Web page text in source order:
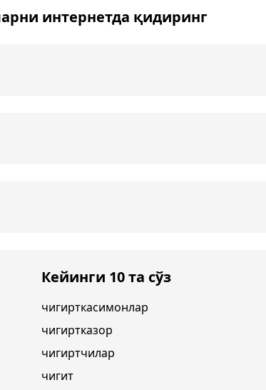
интернетда қидиринг
Кейинги 10 та сўз
чигирткасимонлар
чигиртказор
чигиртчилар
чигит